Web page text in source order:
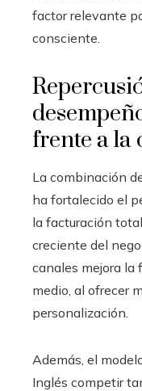
factor relevante
consciente.
frente a la
La combinación
ha fortalecido el
la facturación
creciente del
canales mejora la
medio, al ofrecer
personalización.
Además, el
Inglés competir